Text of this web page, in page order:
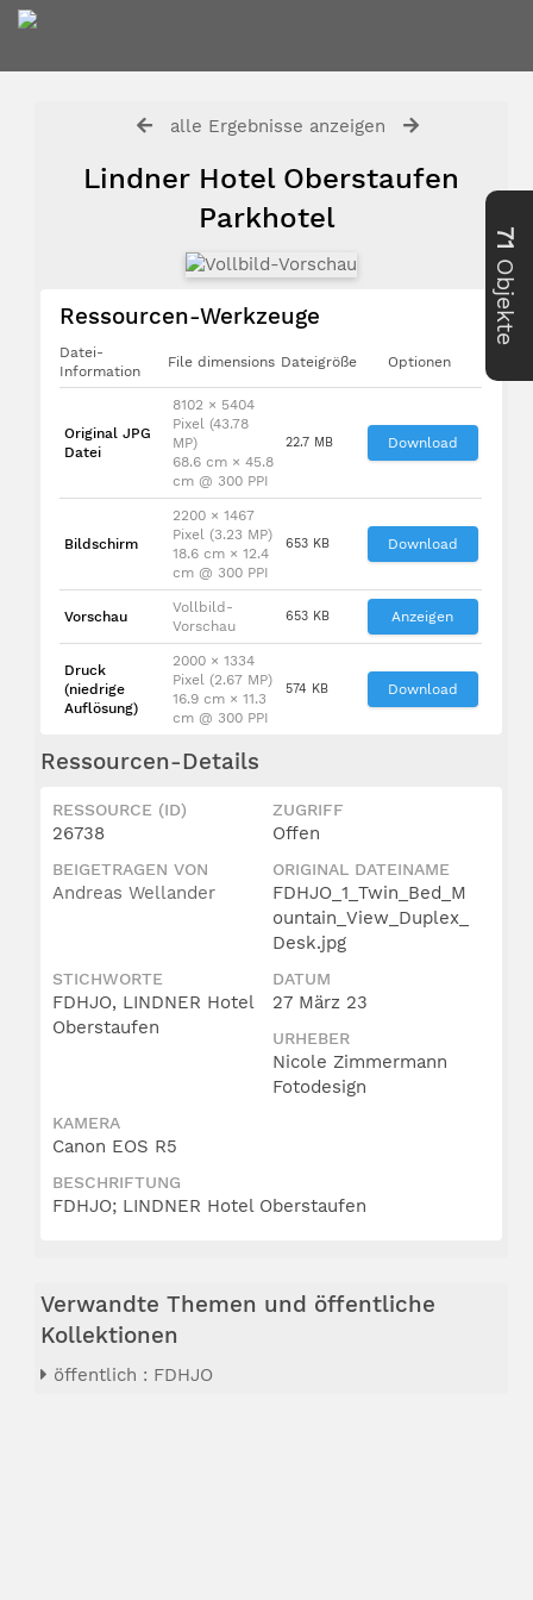
alle Ergebnisse anzeigen
Lindner Hotel Oberstaufen
Parkhotel
Ressourcen-Werkzeuge
Datei-
Information
File dimensions Dateigröße Optionen
Original JPG
Datei
8102 × 5404
Pixel (43.78
MP)
68.6 cm × 45.8
cm @ 300 PPI
22.7 MB Download
Bildschirm
2200 × 1467
Pixel (3.23 MP)
18.6 cm × 12.4
cm @ 300 PPI
653 KB Download
Vorschau
Vollbild-
Vorschau
653 KB Anzeigen
Druck
(niedrige
Auflösung)
2000 × 1334
Pixel (2.67 MP)
16.9 cm × 11.3
cm @ 300 PPI
574 KB Download
Ressourcen-Details
RESSOURCE (ID)
26738
ZUGRIFF
Offen
BEIGETRAGEN VON
Andreas Wellander
ORIGINAL DATEINAME
FDHJO_1_Twin_Bed_M
ountain_View_Duplex_
Desk.jpg
STICHWORTE
FDHJO, LINDNER Hotel
Oberstaufen
DATUM
27 März 23
URHEBER
Nicole Zimmermann
Fotodesign
KAMERA
Canon EOS R5
BESCHRIFTUNG
FDHJO; LINDNER Hotel Oberstaufen
Verwandte Themen und öffentliche
Kollektionen
öffentlich : FDHJO
71
Objekte